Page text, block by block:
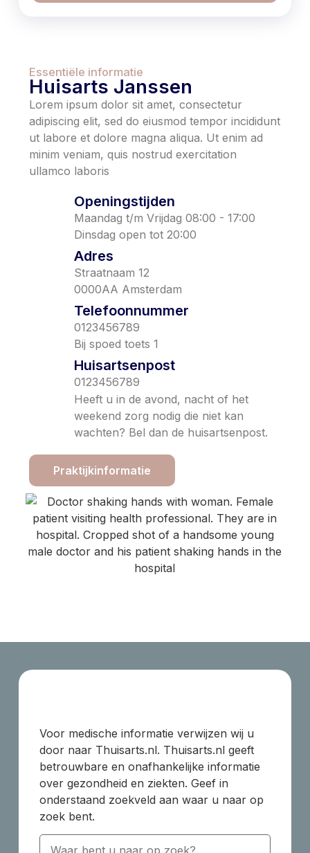
Essentiële informatie
Huisarts Janssen
Lorem ipsum dolor sit amet, consectetur
adipiscing elit, sed do eiusmod tempor incididunt
ut labore et dolore magna aliqua. Ut enim ad
minim veniam, quis nostrud exercitation
ullamco laboris
Openingstijden
Maandag t/m Vrijdag 08:00 - 17:00
Dinsdag open tot 20:00
Adres
Straatnaam 12
0000AA Amsterdam
Telefoonnummer
0123456789
Bij spoed toets 1
Huisartsenpost
0123456789
Heeft u in de avond, nacht of het
weekend zorg nodig die niet kan
wachten? Bel dan de huisartsenpost.
Praktijkinformatie
Voor medische informatie verwijzen wij u
door naar Thuisarts.nl. Thuisarts.nl geeft
betrouwbare en onafhankelijke informatie
over gezondheid en ziekten. Geef in
onderstaand zoekveld aan waar u naar op
zoek bent.